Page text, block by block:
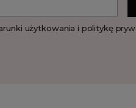
użytkowania i politykę